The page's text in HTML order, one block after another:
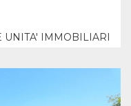
IMMOBILIARI
delle prime colline